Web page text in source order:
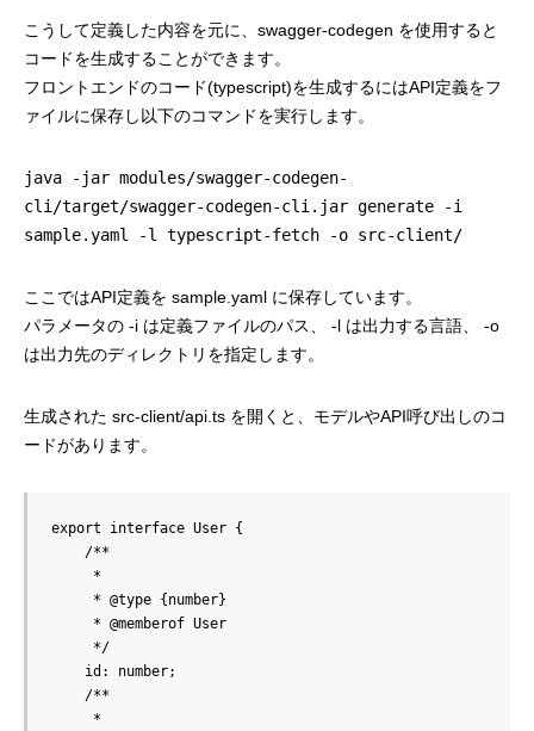
こうして定義した内容を元に、swagger-codegen を使用すると
コードを生成することができます。
フロントエンドのコード(typescript)を生成するにはAPI定義をフ
ァイルに保存し以下のコマンドを実行します。
java -jar modules/swagger-codegen-
cli/target/swagger-codegen-cli.jar generate -i
sample.yaml -l typescript-fetch -o src-client/
ここではAPI定義を sample.yaml に保存しています。
パラメータの -i は定義ファイルのパス、 -l は出力する言語、 -o
は出力先のディレクトリを指定します。
生成された src-client/api.ts を開くと、モデルやAPI呼び出しのコ
ードがあります。
export interface User {
    /**
     *
     * @type {number}
     * @memberof User
     */
    id: number;
    /**
     *